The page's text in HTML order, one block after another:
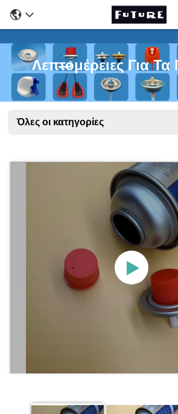
Λεπτομέρειες Για Τα
Όλες οι κατηγορίες